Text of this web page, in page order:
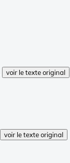
voir le texte original
voir le texte original